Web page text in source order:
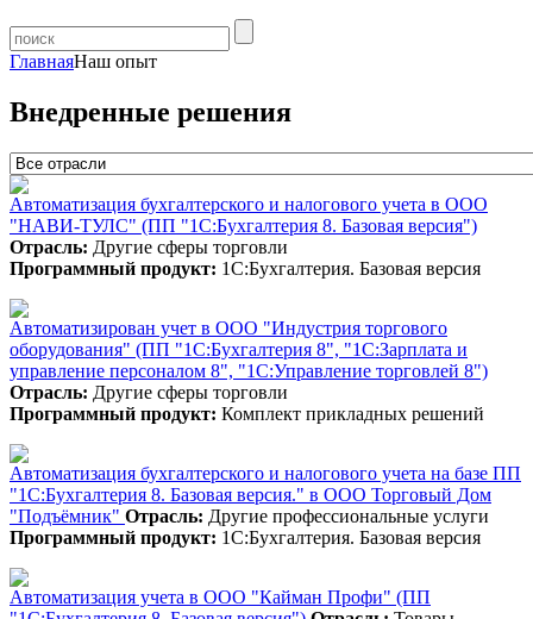
ГлавнаяНаш опыт
Внедренные решения
Автоматизация бухгалтерского и налогового учета в ООО
"НАВИ-ТУЛС" (ПП "1С:Бухгалтерия 8. Базовая версия")
Отрасль: Другие сферы торговли
Программный продукт: 1С:Бухгалтерия. Базовая версия
Автоматизирован учет в ООО "Индустрия торгового
оборудования" (ПП "1С:Бухгалтерия 8", "1С:Зарплата и
управление персоналом 8", "1С:Управление торговлей 8")
Отрасль: Другие сферы торговли
Программный продукт: Комплект прикладных решений
Автоматизация бухгалтерского и налогового учета на базе ПП
"1С:Бухгалтерия 8. Базовая версия." в ООО Торговый Дом
"Подъёмник" Отрасль: Другие профессиональные услуги
Программный продукт: 1С:Бухгалтерия. Базовая версия
Автоматизация учета в ООО "Кайман Профи" (ПП